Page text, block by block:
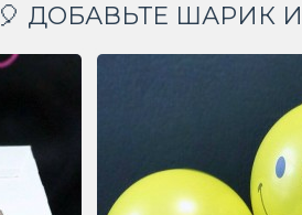
🎈 ДОБАВЬТЕ ШАРИК